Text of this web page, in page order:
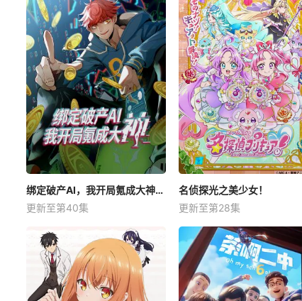
绑定破产AI，我开局氪成大神动态漫
更新至第40集
名侦探光之美少女！
更新至第28集